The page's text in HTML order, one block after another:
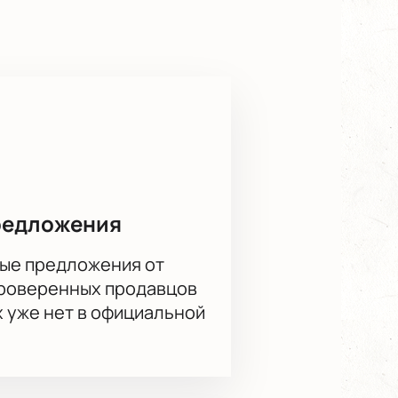
на знакомые и порой
ночи».
предложения от
продавцов
нет в официальной